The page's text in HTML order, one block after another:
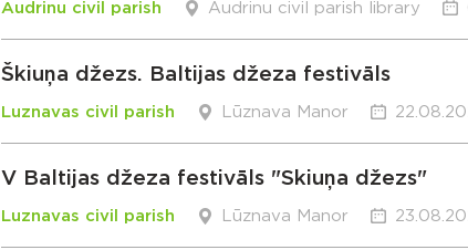
Audrinu civil parish Audrinu civil parish library
Škiuņa džezs. Baltijas džeza festivāls
Luznavas civil parish Lūznava Manor
V Baltijas džeza festivāls "Skiuņa džezs"
Luznavas civil parish Lūznava Manor